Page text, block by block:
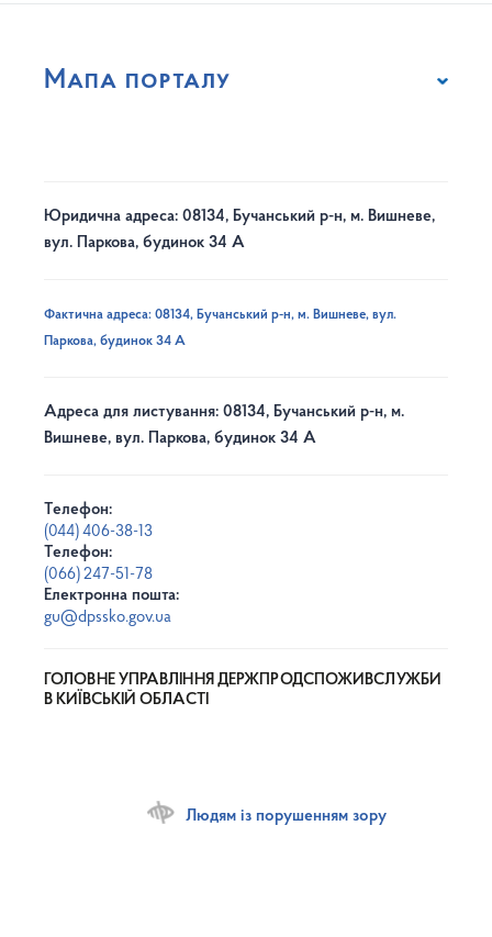
Мапа порталу
Юридична адреса: 08134, Бучанський р-н, м. Вишневе,
вул. Паркова, будинок 34 А
Фактична адреса: 08134, Бучанський р-н, м. Вишневе, вул.
Паркова, будинок 34 А
Адреса для листування: 08134, Бучанський р-н, м.
Вишневе, вул. Паркова, будинок 34 А
Телефон:
(044) 406-38-13
Телефон:
(066) 247-51-78
Електронна пошта:
gu@dpssko.gov.ua
ГОЛОВНЕ УПРАВЛІННЯ ДЕРЖПРОДСПОЖИВСЛУЖБИ
В КИЇВСЬКІЙ ОБЛАСТІ
Людям із порушенням зору